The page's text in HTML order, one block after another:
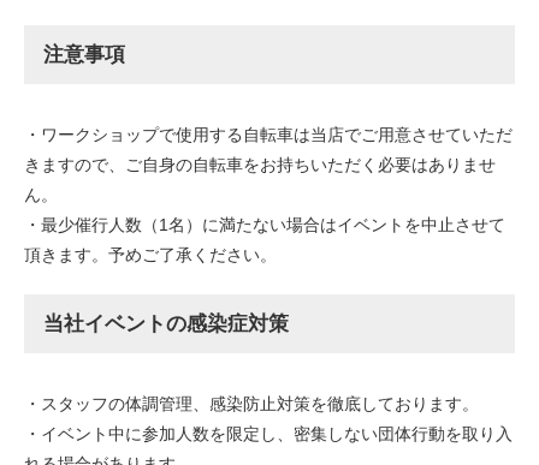
注意事項
・ワークショップで使用する自転車は当店でご用意させていただ
きますので、ご自身の自転車をお持ちいただく必要はありませ
ん。
・最少催行人数（1名）に満たない場合はイベントを中止させて
頂きます。予めご了承ください。
当社イベントの感染症対策
・スタッフの体調管理、感染防止対策を徹底しております。
・イベント中に参加人数を限定し、密集しない団体行動を取り入